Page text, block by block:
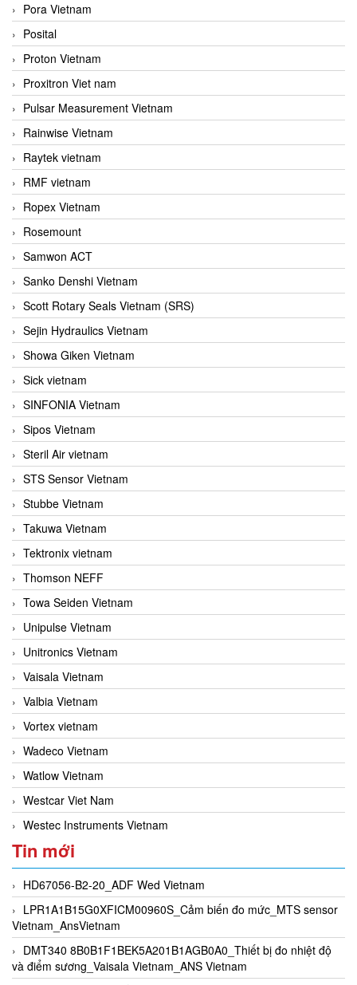
Pora Vietnam
Posital
Proton Vietnam
Proxitron Viet nam
Pulsar Measurement Vietnam
Rainwise Vietnam
Raytek vietnam
RMF vietnam
Ropex Vietnam
Rosemount
Samwon ACT
Sanko Denshi Vietnam
Scott Rotary Seals Vietnam (SRS)
Sejin Hydraulics Vietnam
Showa Giken Vietnam
Sick vietnam
SINFONIA Vietnam
Sipos Vietnam
Steril Air vietnam
STS Sensor Vietnam
Stubbe Vietnam
Takuwa Vietnam
Tektronix vietnam
Thomson NEFF
Towa Seiden Vietnam
Unipulse Vietnam
Unitronics Vietnam
Vaisala Vietnam
Valbia Vietnam
Vortex vietnam
Wadeco Vietnam
Watlow Vietnam
Westcar Viet Nam
Westec Instruments Vietnam
Tin mới
HD67056-B2-20_ADF Wed Vietnam
LPR1A1B15G0XFICM00960S_Cảm biến đo mức_MTS sensor
Vietnam_AnsVietnam
DMT340 8B0B1F1BEK5A201B1AGB0A0_Thiết bị đo nhiệt độ
và điểm sương_Vaisala Vietnam_ANS Vietnam